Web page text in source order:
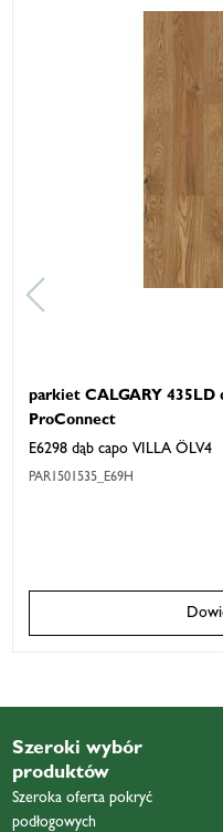
parkiet CALGARY 435LD
ProConnect
E6298 dąb capo VILLA ÖLV4
PAR1501535_E69H
Szeroki wybór
produktów
Szeroka oferta pokryć
podłogowych